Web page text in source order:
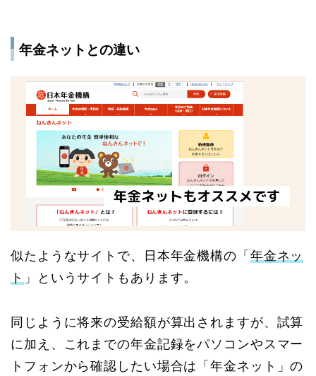
年金ネットとの違い
似たようなサイトで、日本年金機構の「 年金ネッ
ト 」というサイトもあります。
同じように将来の受給額が算出されますが、試算
に加え、これまでの年金記録をパソコンやスマー
トフォンから確認したい場合は「年金ネット」の